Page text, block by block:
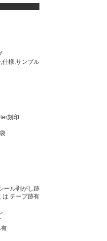
仕様,サンプル
刻印
ール剥がし跡
は テープ跡有
有